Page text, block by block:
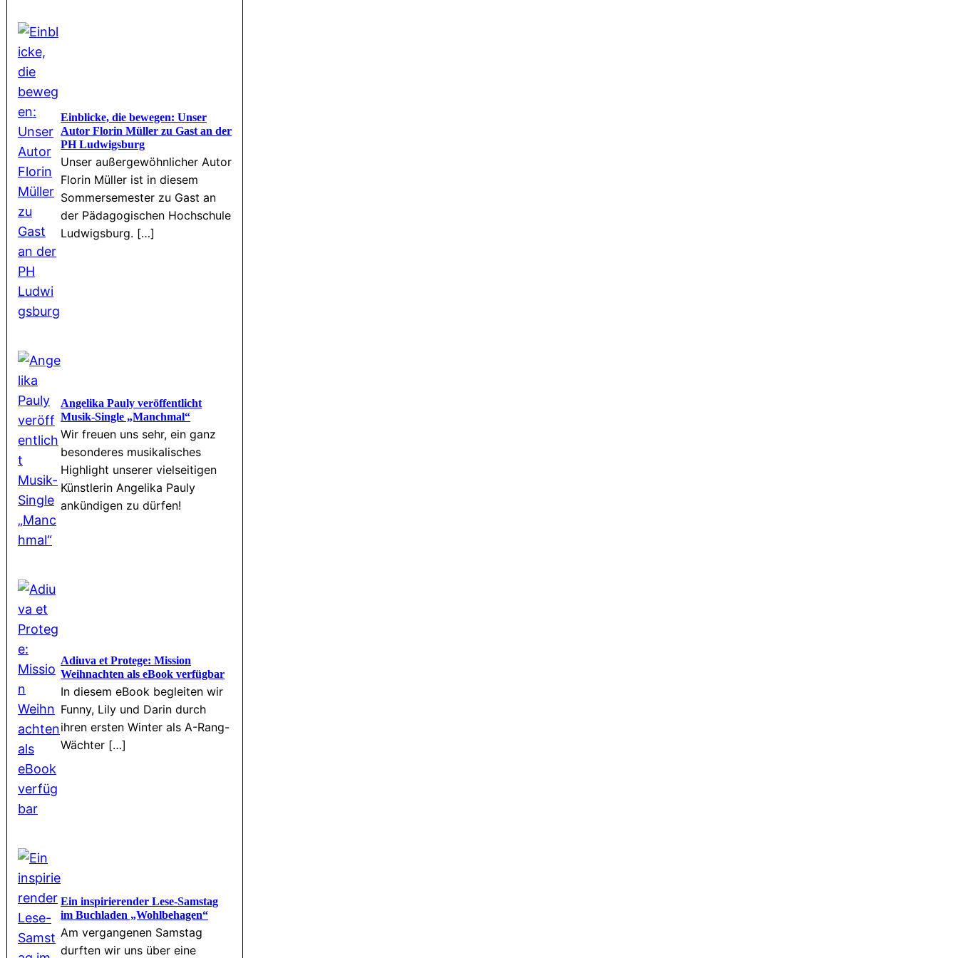
Einblicke, die bewegen: Unser
Autor Florin Müller zu Gast an der
PH Ludwigsburg
Unser außergewöhnlicher Autor
Florin Müller ist in diesem
Sommersemester zu Gast an
der Pädagogischen Hochschule
Ludwigsburg. […]
Angelika Pauly veröffentlicht
Musik-Single „Manchmal“
Wir freuen uns sehr, ein ganz
besonderes musikalisches
Highlight unserer vielseitigen
Künstlerin Angelika Pauly
ankündigen zu dürfen!
Adiuva et Protege: Mission
Weihnachten als eBook verfügbar
In diesem eBook begleiten wir
Funny, Lily und Darin durch
ihren ersten Winter als A-Rang-
Wächter […]
Ein inspirierender Lese-Samstag
im Buchladen „Wohlbehagen“
Am vergangenen Samstag
durften wir uns über eine